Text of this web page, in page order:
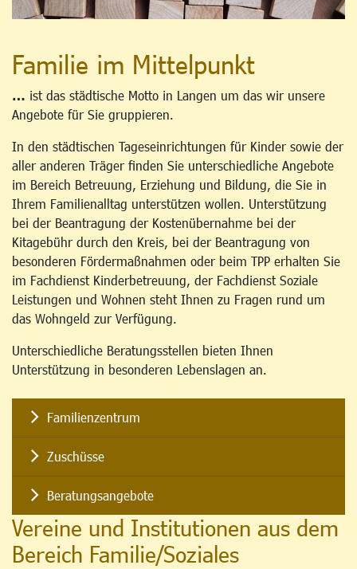
Familie im Mittelpunkt
… ist das städtische Motto in Langen um das wir unsere
Angebote für Sie gruppieren.
In den städtischen Tageseinrichtungen für Kinder sowie der
aller anderen Träger finden Sie unterschiedliche Angebote
im Bereich Betreuung, Erziehung und Bildung, die Sie in
Ihrem Familienalltag unterstützen wollen. Unterstützung
bei der Beantragung der Kostenübernahme bei der
Kitagebühr durch den Kreis, bei der Beantragung von
besonderen Fördermaßnahmen oder beim TPP erhalten Sie
im Fachdienst Kinderbetreuung, der Fachdienst Soziale
Leistungen und Wohnen steht Ihnen zu Fragen rund um
das Wohngeld zur Verfügung.
Unterschiedliche Beratungsstellen bieten Ihnen
Unterstützung in besonderen Lebenslagen an.
Familienzentrum
Zuschüsse
Beratungsangebote
Vereine und Institutionen aus dem
Bereich Familie/Soziales